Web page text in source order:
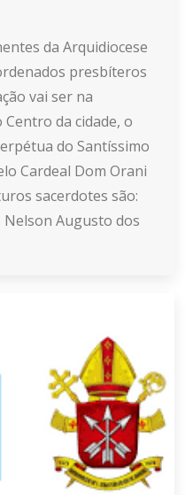
da Arquidiocese
presbíteros
vai ser na
Centro da cidade, o
do Santíssimo
Cardeal Dom Orani
sacerdotes são:
Nelson Augusto dos